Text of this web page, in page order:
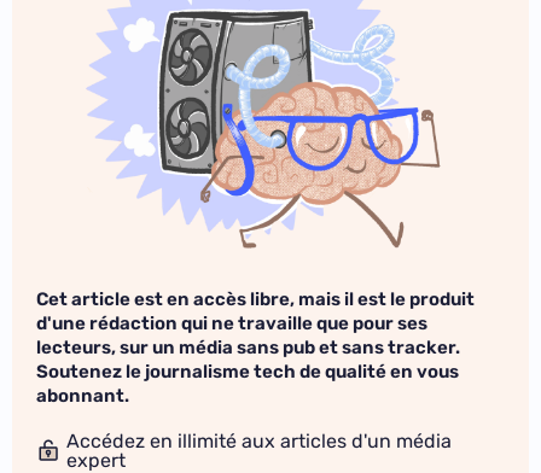
Cet article est en accès libre, mais il est le produit
d'une rédaction qui ne travaille que pour ses
lecteurs, sur un média sans pub et sans tracker.
Soutenez le journalisme tech de qualité en vous
abonnant.
Accédez en illimité aux articles d'un média
expert